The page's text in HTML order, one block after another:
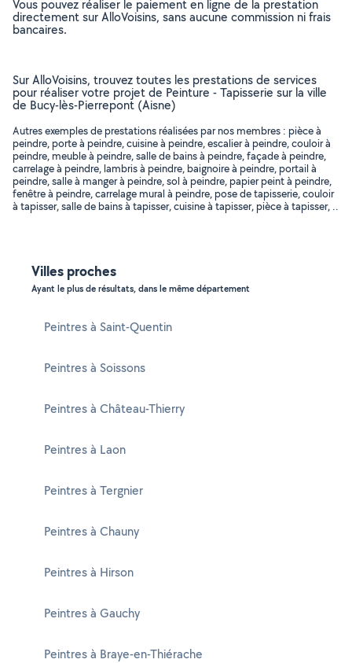
Vous pouvez réaliser le paiement en ligne de la prestation
directement sur AlloVoisins, sans aucune commission ni frais
bancaires.
Sur AlloVoisins, trouvez toutes les prestations de services
pour réaliser votre projet de Peinture - Tapisserie sur la ville
de Bucy-lès-Pierrepont (Aisne)
Autres exemples de prestations réalisées par nos membres : pièce à
peindre, porte à peindre, cuisine à peindre, escalier à peindre, couloir à
peindre, meuble à peindre, salle de bains à peindre, façade à peindre,
carrelage à peindre, lambris à peindre, baignoire à peindre, portail à
peindre, salle à manger à peindre, sol à peindre, papier peint à peindre,
fenêtre à peindre, carrelage mural à peindre, pose de tapisserie, couloir
à tapisser, salle de bains à tapisser, cuisine à tapisser, pièce à tapisser, ..
Villes proches
Ayant le plus de résultats, dans le même département
Peintres à Saint-Quentin
Peintres à Soissons
Peintres à Château-Thierry
Peintres à Laon
Peintres à Tergnier
Peintres à Chauny
Peintres à Hirson
Peintres à Gauchy
Peintres à Braye-en-Thiérache